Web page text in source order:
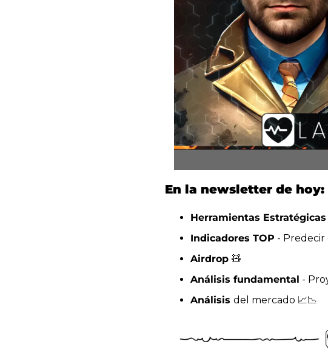
En la newsletter de hoy:
Herramientas Estratégicas
Indicadores TOP - Predecir
Airdrop 🧸
Análisis fundamental -
Análisis del mercado 📈📉